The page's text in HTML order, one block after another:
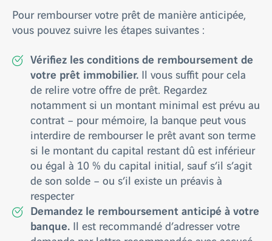
Pour rembourser votre prêt de manière anticipée,
vous pouvez suivre les étapes suivantes :
Vérifiez les conditions de remboursement de
votre prêt immobilier. Il vous suffit pour cela
de relire votre offre de prêt. Regardez
notamment si un montant minimal est prévu au
contrat – pour mémoire, la banque peut vous
interdire de rembourser le prêt avant son terme
si le montant du capital restant dû est inférieur
ou égal à 10 % du capital initial, sauf s’il s’agit
de son solde – ou s’il existe un préavis à
respecter
Demandez le remboursement anticipé à votre
banque. Il est recommandé d’adresser votre